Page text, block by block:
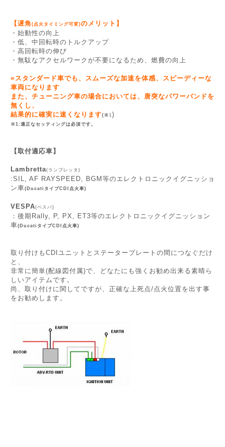
【遅角 (点火タイミング可変)のメリット】
・始動性の向上
・低、中回転時のトルクアップ
・高回転時の伸び
・無駄なアクセルワークが不要になるため、燃費の向上
=スタンダード車でも、スムーズな加速を体感、スピーディーな
車両になります
また、チューニング車の場合においては、唐突なパワーバンドを
無くし、
結果的に確実に速くなります(※ 1)
※1:適正なセッティングは必須です。
【取付適応車】
Lambretta(ランブレッタ)
:SIL, AF RAYSPEED, BGM等のエレクトロニックイグニッショ
ン車(DucatiタイプCDI点火車)
VESPA(ベスパ)
：後期Rally, P, PX, ET3等のエレクトロニックイグニッション
車(DucatiタイプCDI点火車)
取り付けもCDIユニットとステータープレートの間につなぐだけ
と、
非常に簡単(配線図付属)で、どなたにも強くお勧め出来る素晴ら
しいアイテムです。
尚、取り付けに関してですが、正確な上死点/点火位置を出す事
をお勧めします。